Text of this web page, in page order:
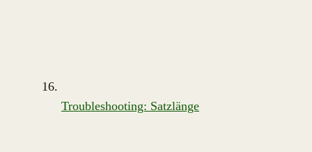
Troubleshooting: Satzlänge